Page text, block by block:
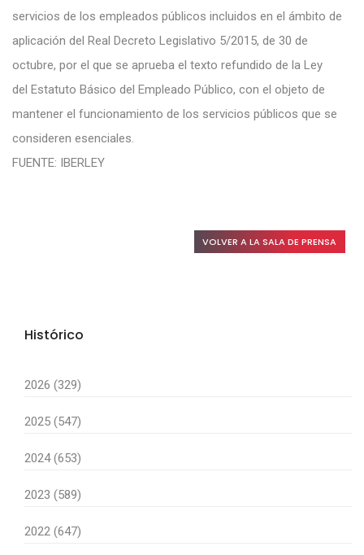
servicios de los empleados públicos incluidos en el ámbito de
aplicación del Real Decreto Legislativo 5/2015, de 30 de
octubre, por el que se aprueba el texto refundido de la Ley
del Estatuto Básico del Empleado Público, con el objeto de
mantener el funcionamiento de los servicios públicos que se
consideren esenciales.
FUENTE: IBERLEY
VOLVER A LA SALA DE PRENSA
Histórico
2026 (329)
2025 (547)
2024 (653)
2023 (589)
2022 (647)